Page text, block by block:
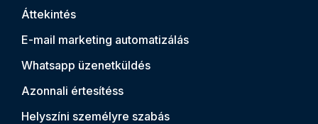
Áttekintés
E-mail marketing automatizálás
Whatsapp üzenetküldés
Azonnali értesítéss
Helyszíni személyre szabás